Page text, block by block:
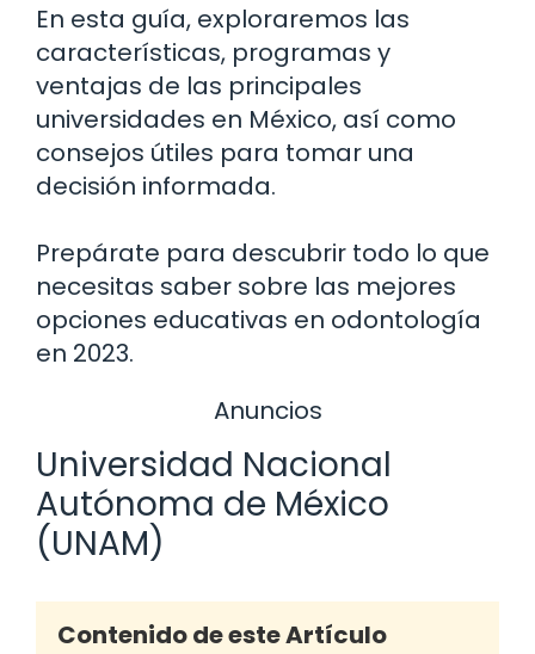
En esta guía, exploraremos las
características, programas y
ventajas de las principales
universidades en México, así como
consejos útiles para tomar una
decisión informada.
Prepárate para descubrir todo lo que
necesitas saber sobre las mejores
opciones educativas en odontología
en 2023.
Anuncios
Universidad Nacional
Autónoma de México
(UNAM)
Contenido de este Artículo